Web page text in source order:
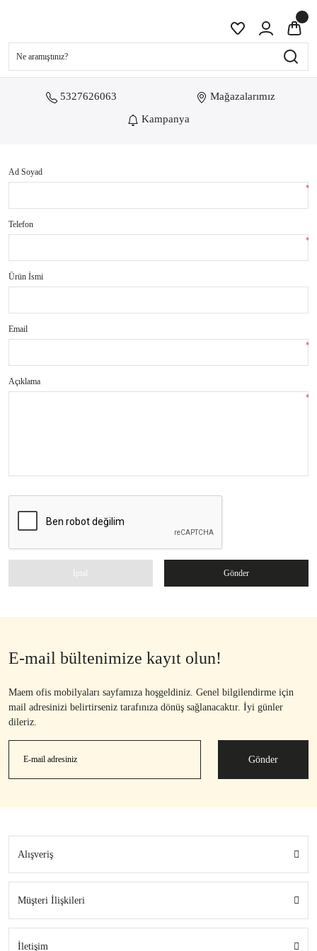
5327626063
Mağazalarımız
Kampanya
Ad Soyad
*
Telefon
*
Ürün İsmi
Email
*
Açıklama
*
İptal Gönder
E-mail bültenimize kayıt olun!
Maem ofis mobilyaları sayfamıza hoşgeldiniz. Genel bilgilendirme için
mail adresinizi belirtirseniz tarafınıza dönüş sağlanacaktır. İyi günler
dileriz.
Gönder
Alışveriş
Müşteri İlişkileri
İletişim